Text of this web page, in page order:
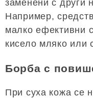
заменени с други
Например,
малко ефективни
кисело мляко или
Борба с
При суха кожа се